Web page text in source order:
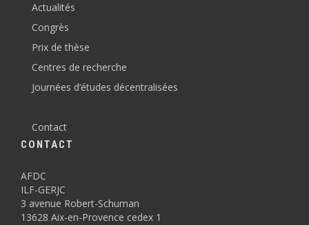
Actualités
Congrès
Prix de thèse
Centres de recherche
Journées d’études décentralisées
Contact
CONTACT
AFDC
ILF-GERJC
3 avenue Robert-Schuman
13628 Aix-en-Provence cedex 1